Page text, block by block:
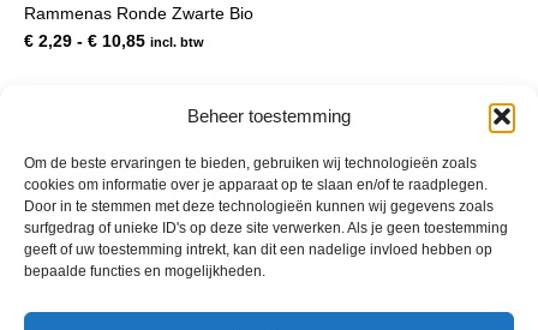
Beheer toestemming
Om de beste ervaringen te bieden, gebruiken wij technologieën zoals
cookies om informatie over je apparaat op te slaan en/of te raadplegen.
Door in te stemmen met deze technologieën kunnen wij gegevens zoals
surfgedrag of unieke ID's op deze site verwerken. Als je geen toestemming
geeft of uw toestemming intrekt, kan dit een nadelige invloed hebben op
bepaalde functies en mogelijkheden.
gekozen
op
de
productpagina
Rammenas Ronde Zwarte Bio
€ 2,29 - € 10,85Prijsklasse:
€ 10,85
incl. btw